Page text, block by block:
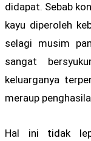
didapat. Sebab
kayu diperoleh
selagi musim
sangat
keluarganya
meraup
Hal ini tidak